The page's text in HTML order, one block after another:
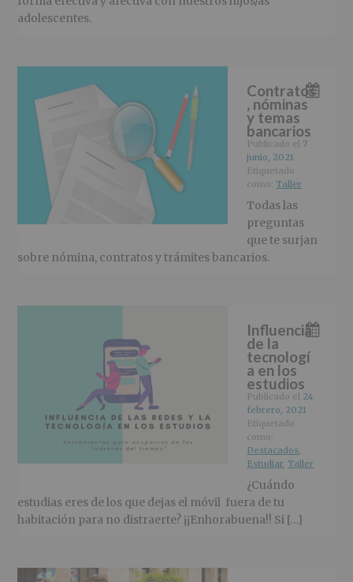
adolescentes.
Contratos
, nóminas
y temas
bancarios
Publicado el7
junio, 2021
Etiquetado
como: Taller
Todas las
preguntas
que te surjan
sobre nómina, contratos y trámites bancarios.
Influencia
de la
tecnologí
a en los
estudios
Publicado el 24
febrero, 2021
Etiquetado
como:
Destacados,
Estudiar, Taller
¿Cuándo
estudias eres de los que dejas el móvil fuera de tu
habitación para no distraerte? ¡¡Enhorabuena!! Si […]